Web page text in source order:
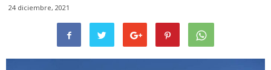
24 diciembre, 2021